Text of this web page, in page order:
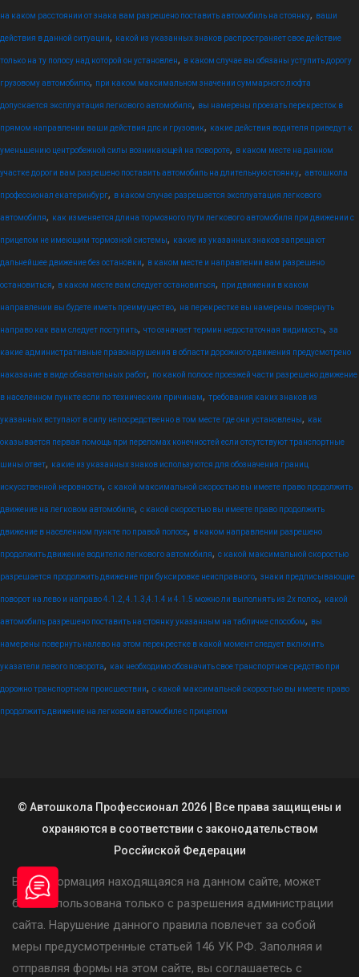
на каком расстоянии от знака вам разрешено поставить автомобиль на стоянку, ваши
действия в данной ситуации, какой из указанных знаков распространяет свое действие
только на ту полосу над которой он установлен, в каком случае вы обязаны уступить дорогу
грузовому автомобилю, при каком максимальном значении суммарного люфта
допускается эксплуатация легкового автомобиля, вы намерены проехать перекресток в
прямом направлении ваши действия дпс и грузовик, какие действия водителя приведут к
уменьшению центробежной силы возникающей на повороте, в каком месте на данном
участке дороги вам разрешено поставить автомобиль на длительную стоянку, автошкола
профессионал екатеринбург, в каком случае разрешается эксплуатация легкового
автомобиля, как изменяется длина тормозного пути легкового автомобиля при движении с
прицепом не имеющим тормозной системы, какие из указанных знаков запрещают
дальнейшее движение без остановки, в каком месте и направлении вам разрешено
остановиться, в каком месте вам следует остановиться, при движении в каком
направлении вы будете иметь преимущество, на перекрестке вы намерены повернуть
направо как вам следует поступить, что означает термин недостаточная видимость, за
какие административные правонарушения в области дорожного движения предусмотрено
наказание в виде обязательных работ, по какой полосе проезжей части разрешено движение
в населенном пункте если по техническим причинам, требования каких знаков из
указанных вступают в силу непосредственно в том месте где они установлены, как
оказывается первая помощь при переломах конечностей если отсутствуют транспортные
шины ответ, какие из указанных знаков используются для обозначения границ
искусственной неровности, с какой максимальной скоростью вы имеете право продолжить
движение на легковом автомобиле, с какой скоростью вы имеете право продолжить
движение в населенном пункте по правой полосе, в каком направлении разрешено
продолжить движение водителю легкового автомобиля, с какой максимальной скоростью
разрешается продолжить движение при буксировке неисправного, знаки предписывающие
поворот на лево и направо 4.1.2, 4.1.3,4.1.4 и 4.1.5 можно ли выполнять из 2х полос, какой
автомобиль разрешено поставить на стоянку указанным на табличке способом, вы
намерены повернуть налево на этом перекрестке в какой момент следует включить
указатели левого поворота, как необходимо обозначить свое транспортное средство при
дорожно транспортном происшествии, с какой максимальной скоростью вы имеете право
продолжить движение на легковом автомобиле с прицепом
© Автошкола Профессионал 2026 | Все права защищены и
охраняются в соответствии с законодательством
Россйиской Федерации
Вся информация находящаяся на данном сайте, может
быть использована только с разрешения администрации
сайта. Нарушение данного правила повлечет за собой
меры предусмотренные статьей 146 УК РФ. Заполняя и
отправляя формы на этом сайте, вы соглашаетесь с